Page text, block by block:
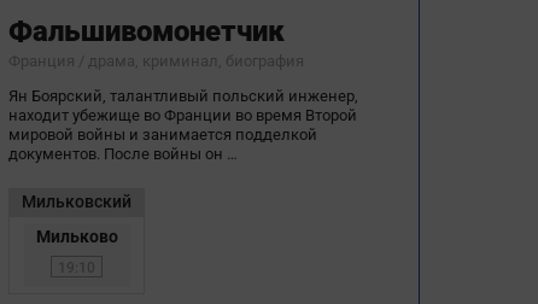
Фальшивомонетчик
Франция / драма, криминал, биография
Ян Боярский, талантливый польский инженер,
находит убежище во Франции во время Второй
мировой войны и занимается подделкой
документов. После войны он …
Мильковский
Мильково